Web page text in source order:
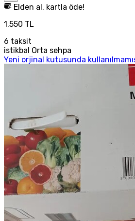
Elden al, kartla öde!
1.550 TL
6 taksit
istikbal Orta sehpa
Yeni orjinal kutusunda